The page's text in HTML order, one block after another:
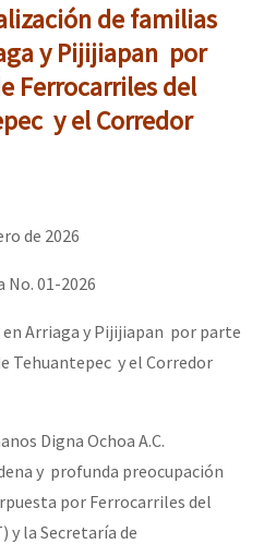
de familias
y Pijijiapan por
Ferrocarriles del
y el Corredor
de 2026
No. 01-2026
Arriaga y Pijijiapan por parte
Tehuantepec y el Corredor
Digna Ochoa A.C.
y profunda preocupación
por Ferrocarriles del
y la Secretaría de